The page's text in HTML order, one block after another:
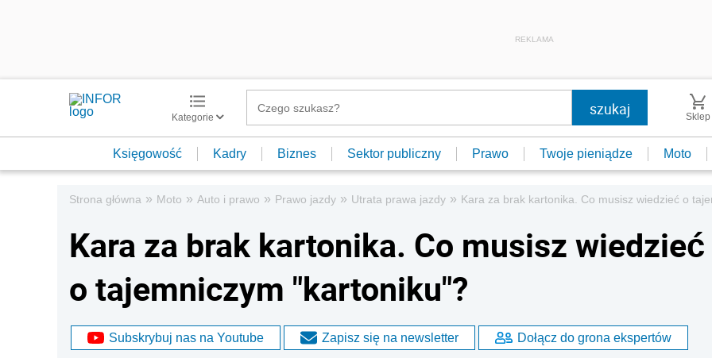
REKLAMA
Kategorie Sklep
Księgowość Kadry Biznes Sektor publiczny Prawo Twoje pieniądze Moto
Strona główna » Moto » Auto i prawo » Prawo jazdy » Utrata prawa jazdy » Kara za brak kartonika. Co musisz wiedzieć o
Kara za brak kartonika. Co musisz wiedzieć
o tajemniczym "kartoniku"?
Subskrybuj nas na Youtube Zapisz się na newsletter Dołącz do grona ekspertów